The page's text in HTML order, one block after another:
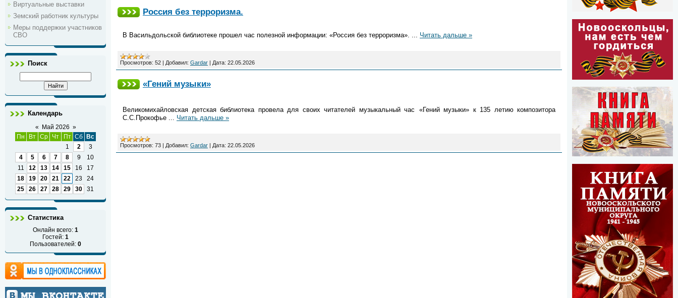
Виртуальные выставки
Земский работник культуры
Меры поддержки участников
СВО
Поиск
Календарь
« Май 2026 »
Пн
Вт Ср Чт Пт Сб
Вс
1
2
3
4
5 6 7 8 9
10
11
12 13 14 15 16
17
18
19 20 21 22 23
24
25
26 27 28 29 30 31
Статистика
Онлайн всего: 1
Гостей: 1
Пользователей: 0
Россия без терроризма.
В Васильдольской библиотеке прошел час полезной информации: «Россия без терроризма». ... Читать дальше »
Просмотров: 52 | Добавил: Gardar | Дата: 22.05.2026
«Гений музыки»
Великомихайловская детская библиотека провела для своих читателей музыкальный час «Гений музыки» к 135 летию композитора
С.С.Прокофье ... Читать дальше »
Просмотров: 73 | Добавил: Gardar | Дата: 22.05.2026